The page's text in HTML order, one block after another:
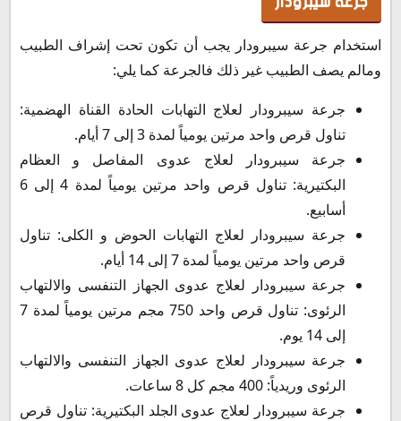
استخدام جرعة سيبرودار يجب أن تكون تحت إشراف الطبيب
ومالم يصف الطبيب غير ذلك فالجرعة كما يلي:
جرعة سيبرودار لعلاج التهابات الحادة القناة الهضمية:
تناول قرص واحد مرتين يومياً لمدة 3 إلى 7 أيام.
جرعة سيبرودار لعلاج عدوى المفاصل و العظام
البكتيرية: تناول قرص واحد مرتين يومياً لمدة 4 إلى 6
أسابيع.
جرعة سيبرودار لعلاج التهابات الحوض و الكلى: تناول
قرص واحد مرتين يومياً لمدة 7 إلى 14 أيام.
جرعة سيبرودار لعلاج عدوى الجهاز التنفسى والالتهاب
الرئوى: تناول قرص واحد 750 مجم مرتين يومياً لمدة 7
إلى 14 يوم.
جرعة سيبرودار لعلاج عدوى الجهاز التنفسى والالتهاب
الرئوى وريدياً: 400 مجم كل 8 ساعات.
جرعة سيبرودار لعلاج عدوى الجلد البكتيرية: تناول قرص